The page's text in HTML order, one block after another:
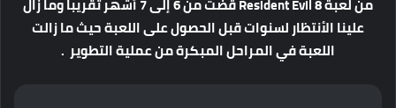
علينا الأنتظار لسنوات قبل الحصول على اللعبة حيث ما زالت
اللعبة في المراحل المبكرة من عملية التطوير .